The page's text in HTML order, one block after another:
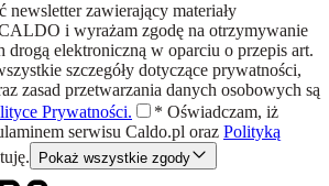
newsletter zawierający materiały
i wyrażam zgodę na otrzymywanie
elektroniczną w oparciu o przepis art.
szczegóły dotyczące prywatności,
zasad przetwarzania danych osobowych są
Prywatności. * Oświadczam, iż
serwisu Caldo.pl oraz Polityką
Pokaż wszystkie zgody